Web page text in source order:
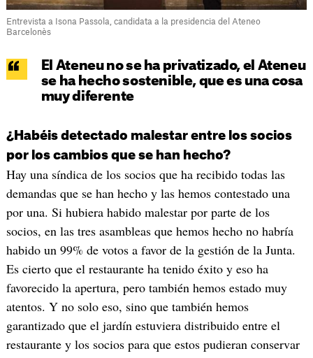
Entrevista a Isona Passola, candidata a la presidencia del Ateneo
Barcelonès
El Ateneu no se ha privatizado, el Ateneu
se ha hecho sostenible, que es una cosa
muy diferente
¿Habéis detectado malestar entre los socios
por los cambios que se han hecho?
Hay una síndica de los socios que ha recibido todas las
demandas que se han hecho y las hemos contestado una
por una. Si hubiera habido malestar por parte de los
socios, en las tres asambleas que hemos hecho no habría
habido un 99% de votos a favor de la gestión de la Junta.
Es cierto que el restaurante ha tenido éxito y eso ha
favorecido la apertura, pero también hemos estado muy
atentos. Y no solo eso, sino que también hemos
garantizado que el jardín estuviera distribuido entre el
restaurante y los socios para que estos pudieran conservar